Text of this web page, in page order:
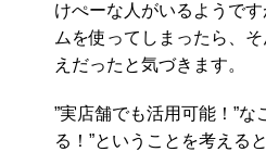
けぺーな人がいるようで
ムを使ってしまったら、
えだったと気づきます。
”実店舗でも活用可能！”な
る！”ということを考える